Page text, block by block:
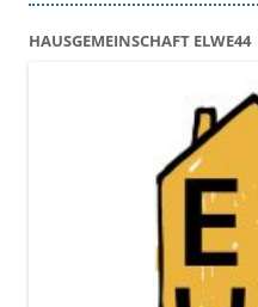
HAUSGEMEINSCHAFT ELWE44